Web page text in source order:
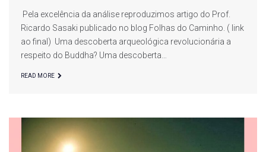
Pela excelência da análise reproduzimos artigo do Prof.
Ricardo Sasaki publicado no blog Folhas do Caminho. ( link
ao final) Uma descoberta arqueológica revolucionária a
respeito do Buddha? Uma descoberta…
READ MORE